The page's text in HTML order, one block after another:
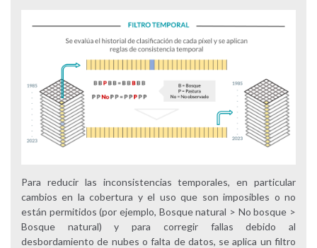
Para reducir las inconsistencias temporales, en particular
cambios en la cobertura y el uso que son imposibles o no
están permitidos (por ejemplo, Bosque natural > No bosque >
Bosque natural) y para corregir fallas debido al
desbordamiento de nubes o falta de datos, se aplica un filtro